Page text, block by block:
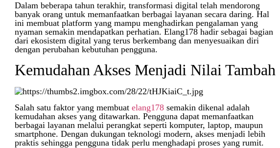
Dalam beberapa tahun terakhir, transformasi digital telah mendorong
banyak orang untuk memanfaatkan berbagai layanan secara daring. Hal
ini membuat platform yang mampu menghadirkan pengalaman yang
nyaman semakin mendapatkan perhatian. Elang178 hadir sebagai bagian
dari ekosistem digital yang terus berkembang dan menyesuaikan diri
dengan perubahan kebutuhan pengguna.
Kemudahan Akses Menjadi Nilai Tambah
Salah satu faktor yang membuat elang178 semakin dikenal adalah
kemudahan akses yang ditawarkan. Pengguna dapat memanfaatkan
berbagai layanan melalui perangkat seperti komputer, laptop, maupun
smartphone. Dengan dukungan teknologi modern, akses menjadi lebih
praktis sehingga pengguna tidak perlu menghadapi proses yang rumit.